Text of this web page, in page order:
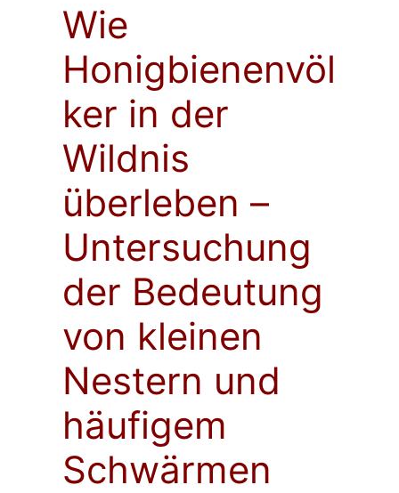
Wie
Honigbienenvöl
ker in der
Wildnis
überleben –
Untersuchung
der Bedeutung
von kleinen
Nestern und
häufigem
Schwärmen